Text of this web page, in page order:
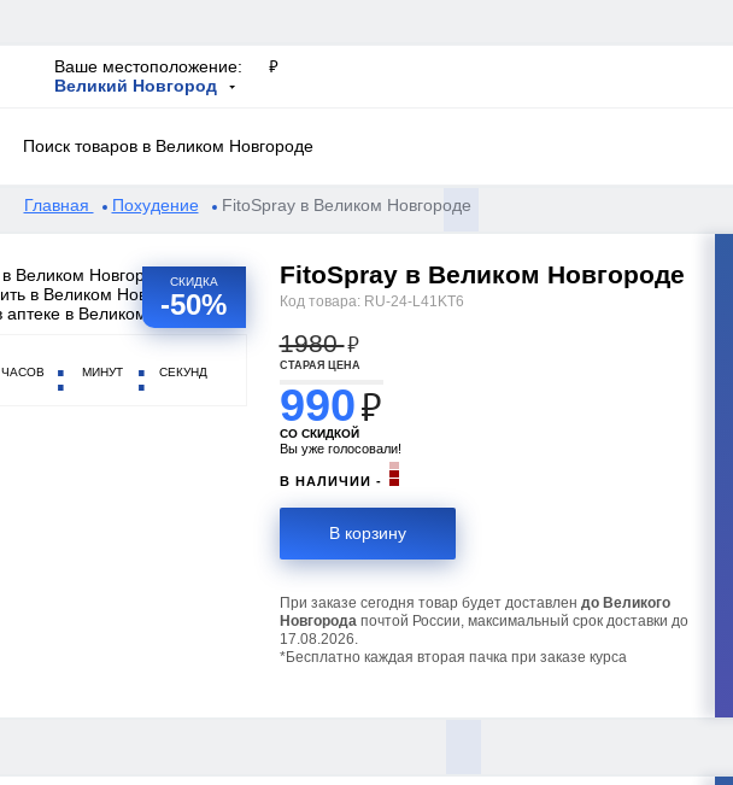
Ваше местоположение: руб.
Великий Новгород
Главная Похудение FitoSpray в Великом Новгороде
FitoSpray в Великом Новгороде
Код товара: RU-24-L41KT6
СКИДКА
-50%
ЧАСОВ МИНУТ СЕКУНД
990руб.
СО СКИДКОЙ
1980руб.
СТАРАЯ ЦЕНА
Вы уже голосовали!
В НАЛИЧИИ -
В корзину
При заказе сегодня товар будет доставлен до Великого
Новгородапочтой России, максимальный срок доставки до
17.08.2026.
*Бесплатно каждая вторая пачка при заказе курса